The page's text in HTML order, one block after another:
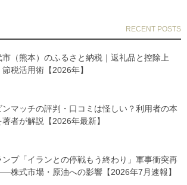
市（熊本）のふるさと納税｜返礼品と控除上
節税活用術【2026年】
ンマッチの評判・口コミは怪しい？利用者の本
著者が解説【2026年最新】
ンプ「イランとの停戦もう終わり」軍事衝突再
株式市場・原油への影響【2026年7月速報】